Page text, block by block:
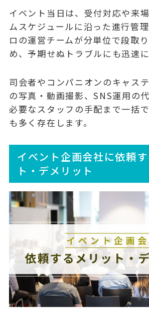
イベント当日は、受付対応や来
ムスケジュールに沿った進行管
ロの運営チームが分単位で段取
め、 予期せぬトラブルにも迅速
司会者やコンパニオンのキャス
の写真・動画撮影、SNS運用の
必要なスタッフの手配まで一括
も多く存在します。
イベント企画会社に依頼
ト・デメリット